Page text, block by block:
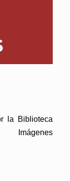
la Biblioteca